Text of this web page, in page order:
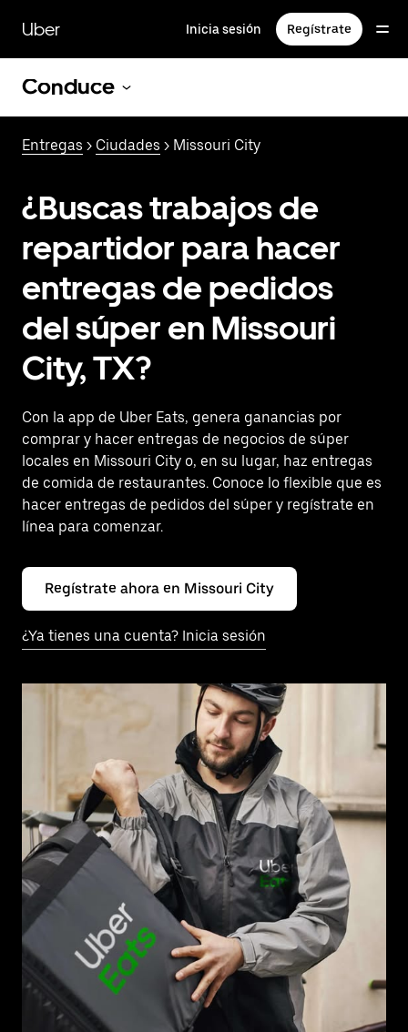
contenido
principal
Uber Inicia sesión Regístrate
Conduce
Entregas > Ciudades > Missouri City
¿Buscas trabajos de
repartidor para hacer
entregas de pedidos
del súper en Missouri
City, TX?
Con la app de Uber Eats, genera ganancias por
comprar y hacer entregas de negocios de súper
locales en Missouri City o, en su lugar, haz entregas
de comida de restaurantes. Conoce lo flexible que es
hacer entregas de pedidos del súper y regístrate en
línea para comenzar.
Regístrate ahora en Missouri City
¿Ya tienes una cuenta? Inicia sesión